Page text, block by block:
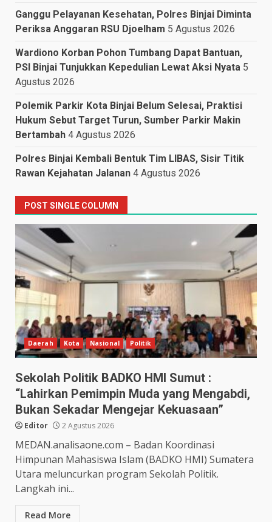
Ganggu Pelayanan Kesehatan, Polres Binjai Diminta
Periksa Anggaran RSU Djoelham 5 Agustus 2026
Wardiono Korban Pohon Tumbang Dapat Bantuan,
PSI Binjai Tunjukkan Kepedulian Lewat Aksi Nyata 5
Agustus 2026
Polemik Parkir Kota Binjai Belum Selesai, Praktisi
Hukum Sebut Target Turun, Sumber Parkir Makin
Bertambah 4 Agustus 2026
Polres Binjai Kembali Bentuk Tim LIBAS, Sisir Titik
Rawan Kejahatan Jalanan 4 Agustus 2026
POST SINGLE COLUMN
Daerah Kota Nasional Politik
Sekolah Politik BADKO HMI Sumut :
“Lahirkan Pemimpin Muda yang Mengabdi,
Bukan Sekadar Mengejar Kekuasaan”
Editor 2 Agustus 2026
MEDAN.analisaone.com – Badan Koordinasi
Himpunan Mahasiswa Islam (BADKO HMI) Sumatera
Utara meluncurkan program Sekolah Politik.
Langkah ini...
Read More